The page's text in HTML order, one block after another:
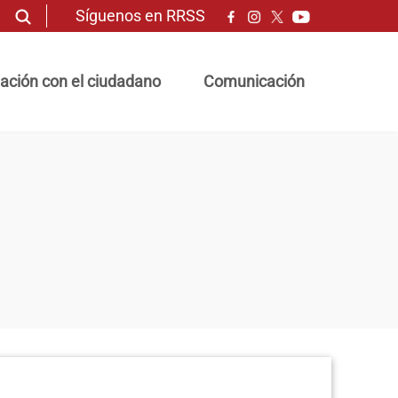
Síguenos en RRSS
con el ciudadano Comunicación